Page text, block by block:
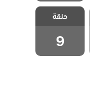
مسلسل لا تترك
يدي مدبلج
الحلقة 9
حلقة
9